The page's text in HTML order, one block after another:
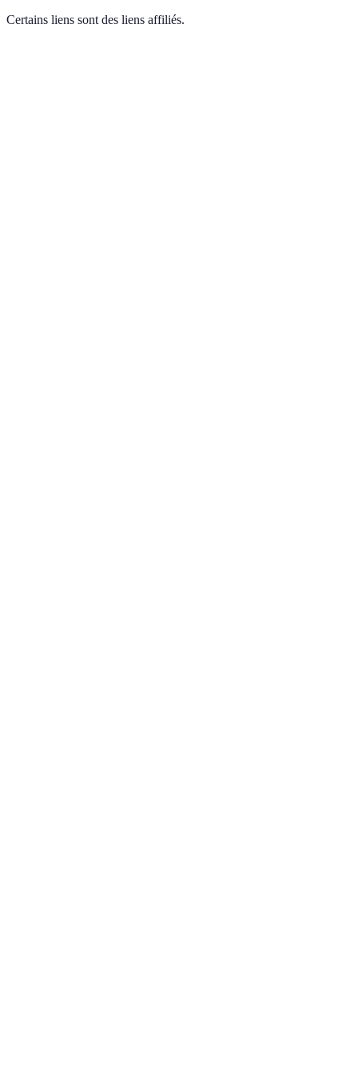
Certains liens sont des liens affiliés.